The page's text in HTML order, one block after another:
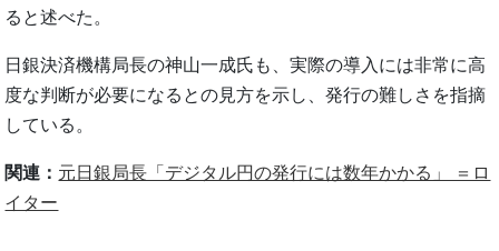
ると述べた。
日銀決済機構局長の神山一成氏も、実際の導入には非常に高
度な判断が必要になるとの見方を示し、発行の難しさを指摘
している。
関連： 元日銀局長「デジタル円の発行には数年かかる」 ＝ロ
イター